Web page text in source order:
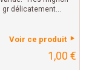
gr délicatement...
Voir ce produit
1,00 €